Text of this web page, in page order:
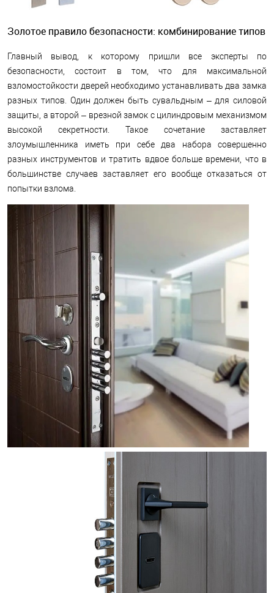
Золотое правило безопасности: комбинирование типов
Главный вывод, к которому пришли все эксперты по
безопасности, состоит в том, что для максимальной
взломостойкости дверей необходимо устанавливать два замка
разных типов. Один должен быть сувальдным – для силовой
защиты, а второй – врезной замок с цилиндровым механизмом
высокой секретности. Такое сочетание заставляет
злоумышленника иметь при себе два набора совершенно
разных инструментов и тратить вдвое больше времени, что в
большинстве случаев заставляет его вообще отказаться от
попытки взлома.